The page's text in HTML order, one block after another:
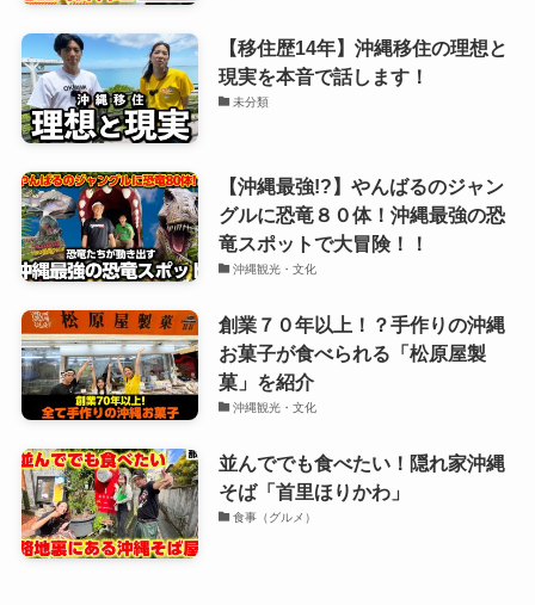
【移住歴14年】沖縄移住の理想と
現実を本音で話します！
未分類
【沖縄最強!?】やんばるのジャン
グルに恐竜８０体！沖縄最強の恐
竜スポットで大冒険！！
沖縄観光・文化
創業７０年以上！？手作りの沖縄
お菓子が食べられる「松原屋製
菓」を紹介
沖縄観光・文化
並んででも食べたい！隠れ家沖縄
そば「首里ほりかわ」
食事（グルメ）